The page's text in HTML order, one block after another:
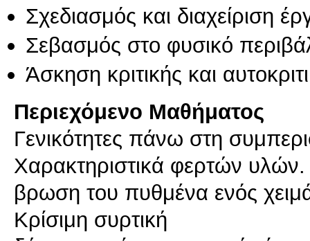
Σχεδιασμός και διαχείριση
Σεβασμός στο φυσικό
Άσκηση κριτικής και
Περιεχόμενο Μαθήματος
Γενικότητες πάνω στη
Xαρακτηριστικά φερτών υλών.
βρωση του πυθμένα ενός
Kρίσιμη συρτική